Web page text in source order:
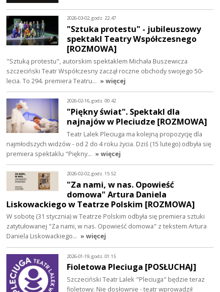
2026-03-02, godz. 22:47
"Sztuka protestu" - jubileuszowy
spektakl Teatry Współczesnego
[ROZMOWA]
"Sztuką protestu", autorskim spektaklem Michała Buszewicza
szczeciński Teatr Współczesny zaczął roczne obchody swojego 50-
lecia. To 294. premiera Teatru… » więcej
2026-02-16, godz. 00:42
"Piękny świat". Spektakl dla
najnajów w Pleciudze [ROZMOWA]
Teatr Lalek Pleciuga ma kolejną propozycję dla
najmłodszych widzów - od 2 do 4 roku życia. Dziś (15 lutego) odbyła się
premiera spektaklu "Piękny… » więcej
2026-02-02, godz. 15:52
"Za nami, w nas. Opowieść
domowa" Artura Daniela
Liskowackiego w Teatrze Polskim [ROZMOWA]
W sobotę (31 stycznia) w Teatrze Polskim odbyła się premiera sztuki
zatytułowanej "Za nami, w nas. Opowieść domowa" z tekstem Artura
Daniela Liskowackiego… » więcej
2026-01-19, godz. 01:15
Fioletowa Pleciuga [POSŁUCHAJ]
Szczeciński Teatr Lalek "Pleciuga" będzie teraz
fioletowy. Nie dosłownie - teatr wprowadził